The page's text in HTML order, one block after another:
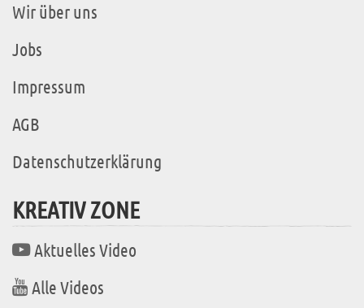
Wir über uns
Jobs
Impressum
AGB
Datenschutzerklärung
KREATIV ZONE
Aktuelles Video
Alle Videos